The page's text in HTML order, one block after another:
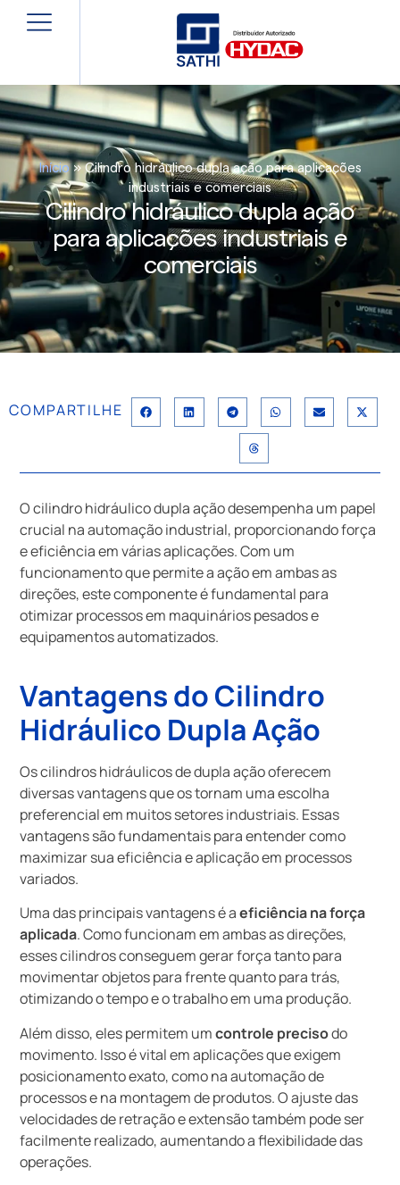
Início »Cilindro hidráulico dupla ação para aplicações
industriais e comerciais
Cilindro hidráulico dupla ação
para aplicações industriais e
comerciais
COMPARTILHE
O cilindro hidráulico dupla ação desempenha um papel
crucial na automação industrial, proporcionando força
e eficiência em várias aplicações. Com um
funcionamento que permite a ação em ambas as
direções, este componente é fundamental para
otimizar processos em maquinários pesados e
equipamentos automatizados.
Vantagens do Cilindro
Hidráulico Dupla Ação
Os cilindros hidráulicos de dupla ação oferecem
diversas vantagens que os tornam uma escolha
preferencial em muitos setores industriais. Essas
vantagens são fundamentais para entender como
maximizar sua eficiência e aplicação em processos
variados.
Uma das principais vantagens é aeficiência na força
aplicada. Como funcionam em ambas as direções,
esses cilindros conseguem gerar força tanto para
movimentar objetos para frente quanto para trás,
otimizando o tempo e o trabalho em uma produção.
Além disso, eles permitem umcontrole precisodo
movimento. Isso é vital em aplicações que exigem
posicionamento exato, como na automação de
processos e na montagem de produtos. O ajuste das
velocidades de retração e extensão também pode ser
facilmente realizado, aumentando a flexibilidade das
operações.